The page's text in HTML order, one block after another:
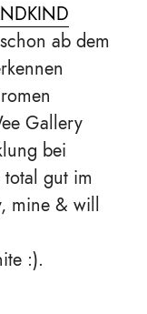
ab dem
Gallery
bei
gut im
mine & will
:).